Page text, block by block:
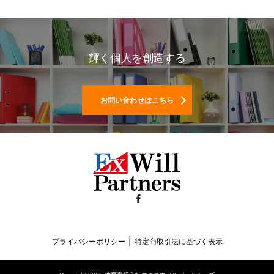
輝く個人を創造する
お問い合わせはこちら
プライバシーポリシー 特定商取引法に基づく表示